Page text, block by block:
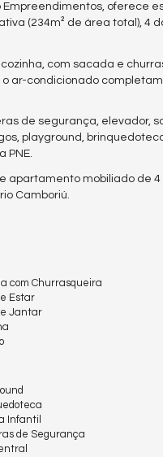
Empreendimentos, oferece
(234m² de área total), 4
com sacada e
ar-condicionado
de segurança, elevador,
playground,
PNE.
apartamento mobiliado de 4
Camboriú.
com Churrasqueira
Estar
Jantar
Infantil
de Segurança